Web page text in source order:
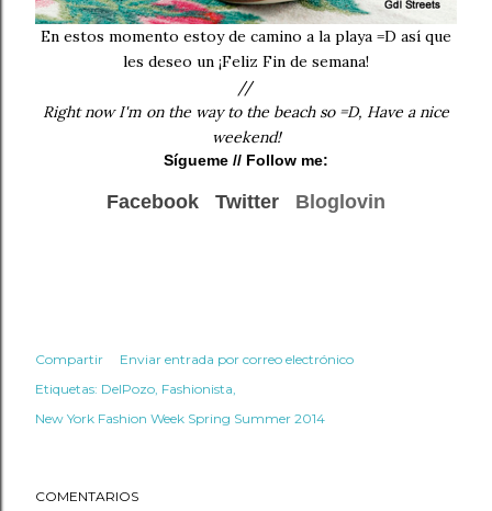
En estos momento estoy de camino a la playa =D así que
les deseo un ¡Feliz Fin de semana!
//
Right now I'm on the way to the beach so =D, Have a nice
weekend!
Sígueme // Follow me:
Facebook Twitter Bloglovin
Compartir
Enviar entrada por correo electrónico
Etiquetas: DelPozo Fashionista
New York Fashion Week Spring Summer 2014
COMENTARIOS